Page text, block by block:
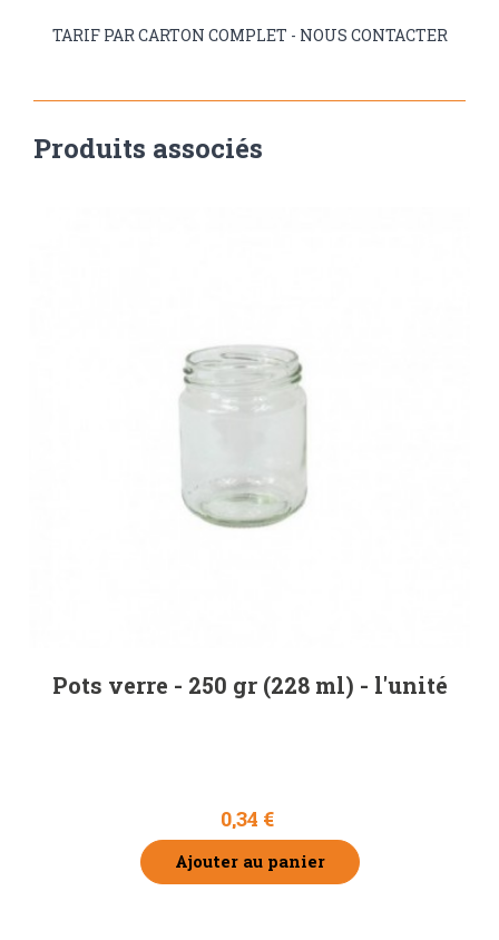
TARIF PAR CARTON COMPLET - NOUS CONTACTER
Produits associés
Pots verre - 250 gr (228 ml) - l'unité
0,34 €
Ajouter au panier